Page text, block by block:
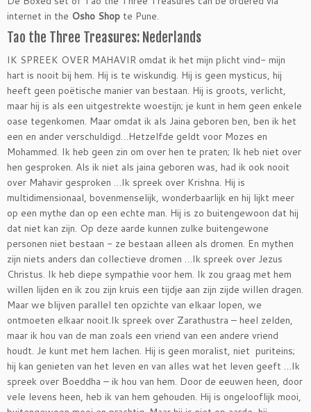
internet in the Osho Shop te Pune.
Tao the Three Treasures: Nederlands
IK SPREEK OVER MAHAVIR omdat ik het mijn plicht vind- mijn
hart is nooit bij hem. Hij is te wiskundig. Hij is geen mysticus, hij
heeft geen poëtische manier van bestaan. Hij is groots, verlicht,
maar hij is als een uitgestrekte woestijn; je kunt in hem geen enkele
oase tegenkomen. Maar omdat ik als Jaina geboren ben, ben ik het
een en ander verschuldigd…Hetzelfde geldt voor Mozes en
Mohammed. Ik heb geen zin om over hen te praten; Ik heb niet over
hen gesproken. Als ik niet als jaina geboren was, had ik ook nooit
over Mahavir gesproken …Ik spreek over Krishna. Hij is
multidimensionaal, bovenmenselijk, wonderbaarlijk en hij lijkt meer
op een mythe dan op een echte man. Hij is zo buitengewoon dat hij
dat niet kan zijn. Op deze aarde kunnen zulke buitengewone
personen niet bestaan ​​- ze bestaan ​​alleen als dromen. En mythen
zijn niets anders dan collectieve dromen …Ik spreek over Jezus
Christus. Ik heb diepe sympathie voor hem. Ik zou graag met hem
willen lijden en ik zou zijn kruis een tijdje aan zijn zijde willen dragen.
Maar we blijven parallel ten opzichte van elkaar lopen, we
ontmoeten elkaar nooit.Ik spreek over Zarathustra – heel zelden,
maar ik hou van de man zoals een vriend van een andere vriend
houdt. Je kunt met hem lachen. Hij is geen moralist, niet puriteins;
hij kan genieten van het leven en van alles wat het leven geeft …Ik
spreek over Boeddha – ik hou van hem. Door de eeuwen heen, door
vele levens heen, heb ik van hem gehouden. Hij is ongelooflijk mooi,